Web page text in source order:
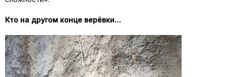
Кто на другом конце верёвки…